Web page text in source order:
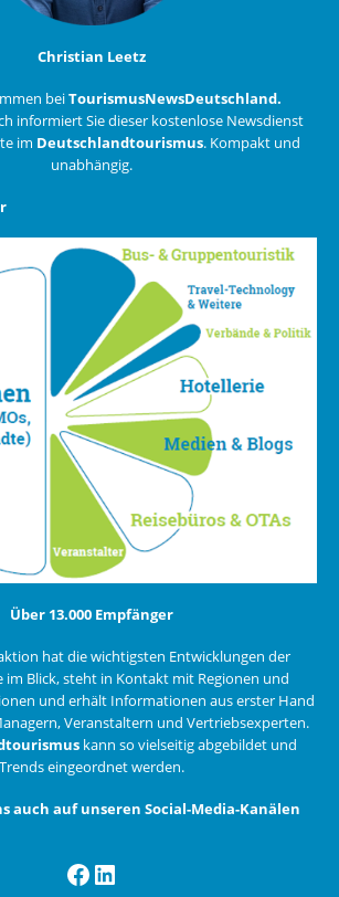
Christian Leetz
beiTourismusNewsDeutschland.
informiert Sie dieser kostenlose Newsdienst
im Deutschlandtourismus. Kompakt und
unabhängig.
Über 13.000 Empfänger
hat die wichtigsten Entwicklungen der
im Blick, steht in Kontakt mit Regionen und
und erhält Informationen aus erster Hand
Veranstaltern und Vertriebsexperten.
kann so vielseitig abgebildet und
Trends eingeordnet werden.
auch auf unseren Social-Media-Kanälen
Facebook
LinkedIn